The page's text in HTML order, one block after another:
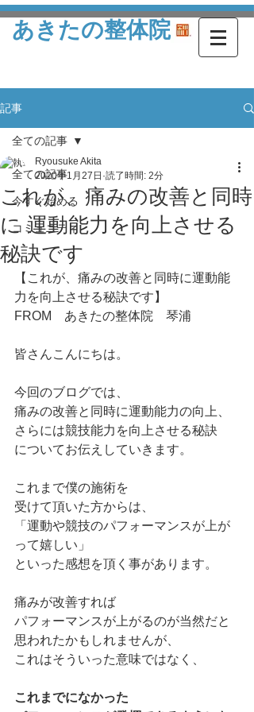
あきたの整体院
記事
全ての記事
今すぐ始める
コミュニティ
全ての記事
これが、痛みの改善と同時
に 運動能力を向上させる
秘訣です
Ryousuke Akita
2020年1月27日 読了時間: 2分
【これが、痛みの改善と同時に運動能
力を向上させる秘訣です】
FROM　あきたの整体院　琴浦
皆さんこんにちは。
今回のブログでは、
痛みの改善と同時に運動能力の向上、
さらには競技能力を向上させる秘訣
についてお伝えしていきます。
これまで僕の施術を
受けて頂いた方からは、
「運動や競技のパフォーマンスが上が
って嬉しい」
といった感想を頂く事があります。
痛みが改善すれば
パフォーマンスが上がるのが当然だと
思われたかもしれませんが、
これはそういった意味ではなく、
これまでになかった